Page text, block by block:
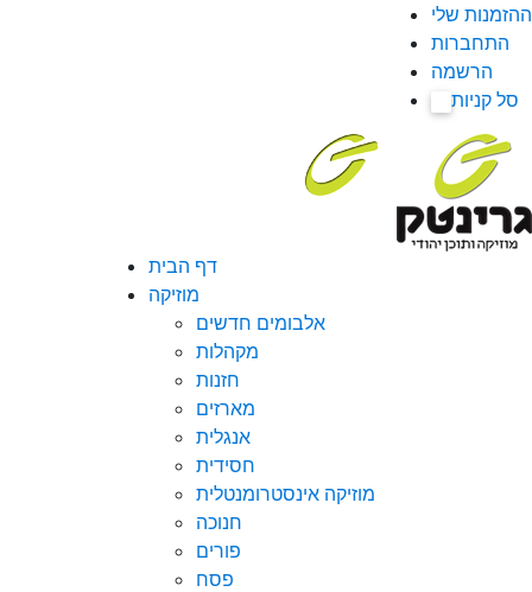
ההזמנות שלי
התחברות
הרשמה
סל קניות
דף הבית
מוזיקה
אלבומים חדשים
מקהלות
חזנות
מארזים
אנגלית
חסידית
מוזיקה אינסטרומנטלית
חנוכה
פורים
פסח